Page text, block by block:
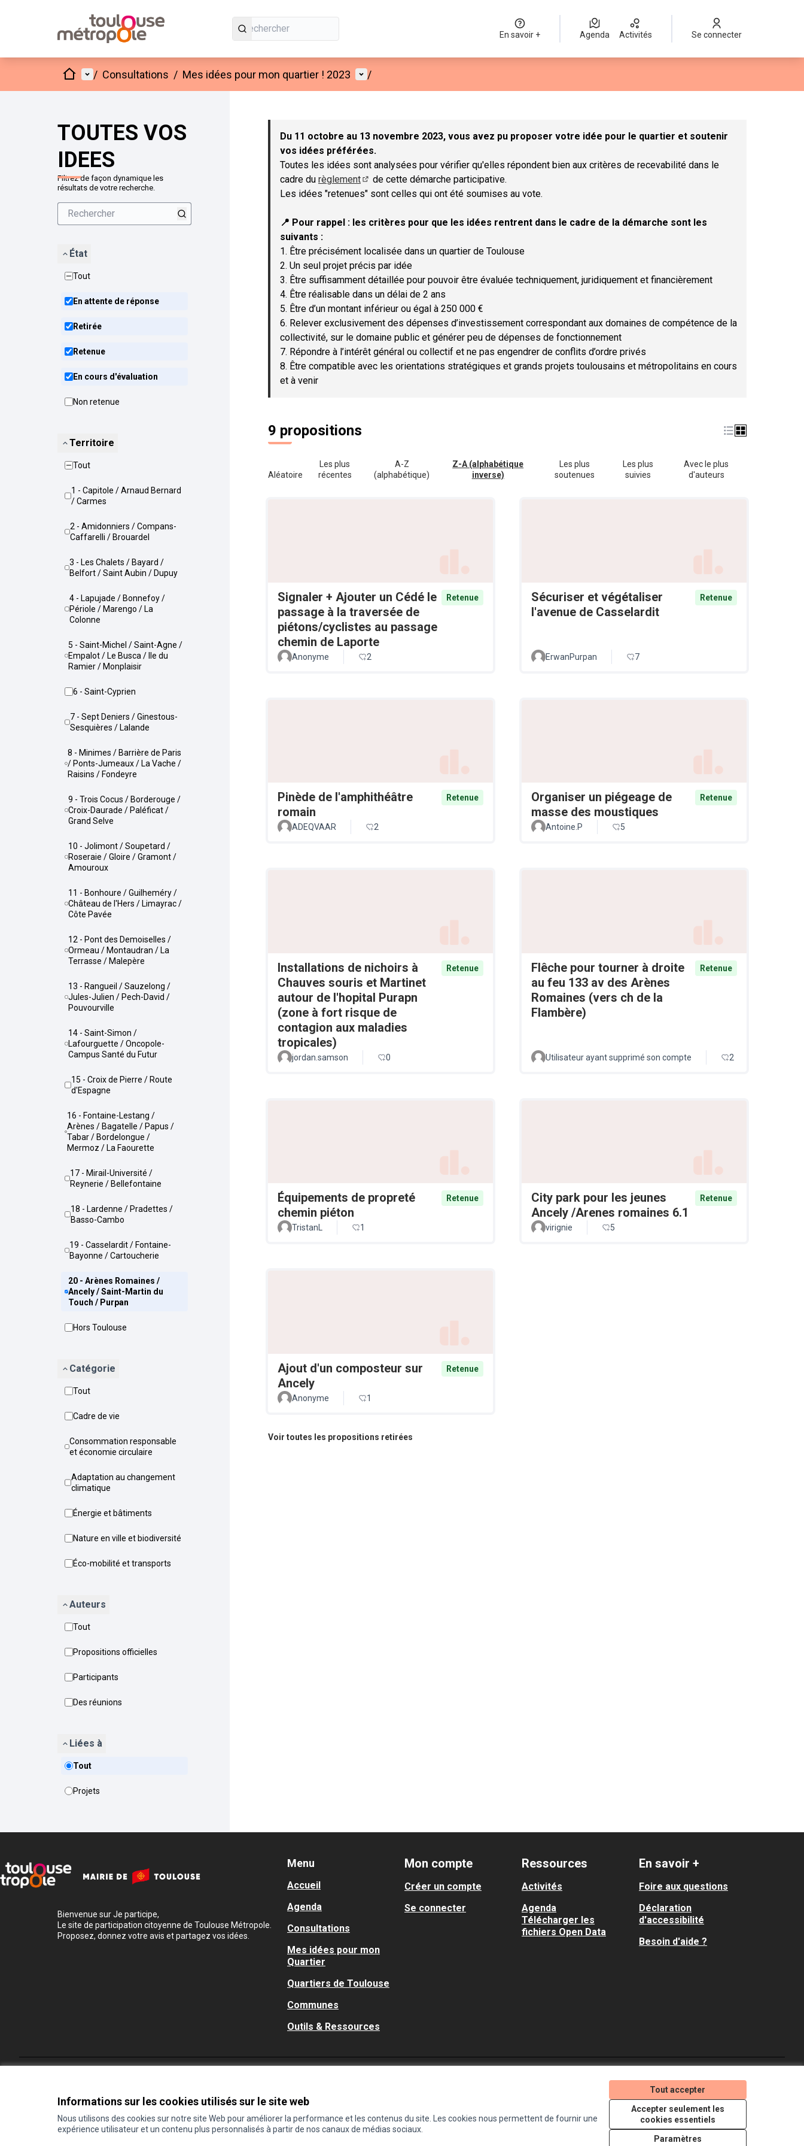
Informations sur les cookies utilisés sur le site web
Nous utilisons des cookies sur notre site Web pour améliorer la performance et les contenus du site. Les cookies nous permettent de fournir une
expérience utilisateur et un contenu plus personnalisés à partir de nos canaux de médias sociaux.
Tout accepter
Accepter seulement les
cookies essentiels
Paramètres
En savoir + Agenda Activités Se connecter
AccueilMenu principal
/ Consultations / Mes idées pour mon quartier ! 2023 Menu utilisateur
/
TOUTES VOS
IDEES
Filtrez de façon dynamique les
résultats de votre recherche.
État
Tout
En attente de réponse
Retirée
Retenue
En cours d'évaluation
Non retenue
Territoire
Tout
1 - Capitole / Arnaud Bernard
/ Carmes
2 - Amidonniers / Compans-
Caffarelli / Brouardel
3 - Les Chalets / Bayard /
Belfort / Saint Aubin / Dupuy
4 - Lapujade / Bonnefoy /
Périole / Marengo / La
Colonne
5 - Saint-Michel / Saint-Agne /
Empalot / Le Busca / Ile du
Ramier / Monplaisir
6 - Saint-Cyprien
7 - Sept Deniers / Ginestous-
Sesquières / Lalande
8 - Minimes / Barrière de Paris
/ Ponts-Jumeaux / La Vache /
Raisins / Fondeyre
9 - Trois Cocus / Borderouge /
Croix-Daurade / Paléficat /
Grand Selve
10 - Jolimont / Soupetard /
Roseraie / Gloire / Gramont /
Amouroux
11 - Bonhoure / Guilheméry /
Château de l'Hers / Limayrac /
Côte Pavée
12 - Pont des Demoiselles /
Ormeau / Montaudran / La
Terrasse / Malepère
13 - Rangueil / Sauzelong /
Jules-Julien / Pech-David /
Pouvourville
14 - Saint-Simon /
Lafourguette / Oncopole-
Campus Santé du Futur
15 - Croix de Pierre / Route
d'Espagne
16 - Fontaine-Lestang /
Arènes / Bagatelle / Papus /
Tabar / Bordelongue /
Mermoz / La Faourette
17 - Mirail-Université /
Reynerie / Bellefontaine
18 - Lardenne / Pradettes /
Basso-Cambo
19 - Casselardit / Fontaine-
Bayonne / Cartoucherie
20 - Arènes Romaines /
Ancely / Saint-Martin du
Touch / Purpan
Hors Toulouse
Catégorie
Tout
Cadre de vie
Consommation responsable
et économie circulaire
Adaptation au changement
climatique
Énergie et bâtiments
Nature en ville et biodiversité
Éco-mobilité et transports
Auteurs
Tout
Propositions officielles
Participants
Des réunions
Liées à
Tout
Projets
Passer la carte
Du 11 octobre au 13 novembre 2023, vous avez pu proposer votre idée pour le quartier et soutenir
vos idées préférées.
Toutes les idées sont analysées pour vérifier qu'elles répondent bien aux critères de recevabilité dans le
cadre du règlement
(Lien externe)
de cette démarche participative.
Les idées "retenues" sont celles qui ont été soumises au vote.
📍 Pour rappel : les critères pour que les idées rentrent dans le cadre de la démarche sont les
suivants :
1. Être précisément localisée dans un quartier de Toulouse
2. Un seul projet précis par idée
3. Être suffisamment détaillée pour pouvoir être évaluée techniquement, juridiquement et financièrement
4. Être réalisable dans un délai de 2 ans
5. Être d’un montant inférieur ou égal à 250 000 €
6. Relever exclusivement des dépenses d’investissement correspondant aux domaines de compétence de la
collectivité, sur le domaine public et générer peu de dépenses de fonctionnement
7. Répondre à l’intérêt général ou collectif et ne pas engendrer de conflits d’ordre privés
8. Être compatible avec les orientations stratégiques et grands projets toulousains et métropolitains en cours
et à venir
9 propositions
Aléatoire
Les plus
récentes
A-Z
(alphabétique)
Z-A (alphabétique
inverse)
Les plus
soutenues
Les plus
suivies
Avec le plus
d'auteurs
Signaler + Ajouter un Cédé le
passage à la traversée de
piétons/cyclistes au passage
chemin de Laporte
Retenue
Anonyme 2
Sécuriser et végétaliser
l'avenue de Casselardit
Retenue
ErwanPurpan 7
Pinède de l'amphithéâtre
romain
Retenue
ADEQVAAR 2
Organiser un piégeage de
masse des moustiques
Retenue
Antoine.P 5
Installations de nichoirs à
Chauves souris et Martinet
autour de l'hopital Purapn
(zone à fort risque de
contagion aux maladies
tropicales)
Retenue
jordan.samson 0
Flêche pour tourner à droite
au feu 133 av des Arènes
Romaines (vers ch de la
Flambère)
Retenue
Utilisateur ayant supprimé son compte 2
Équipements de propreté
chemin piéton
Retenue
TristanL 1
City park pour les jeunes
Ancely /Arenes romaines 6.1
Retenue
virignie 5
Ajout d'un composteur sur
Ancely
Retenue
Anonyme 1
Voir toutes les propositions retirées
Bienvenue sur Je participe,
Le site de participation citoyenne de Toulouse Métropole.
Proposez, donnez votre avis et partagez vos idées.
Menu
Accueil
Agenda
Consultations
Mes idées pour mon
Quartier
Quartiers de Toulouse
Communes
Outils & Ressources
Mon compte
Créer un compte
Se connecter
Ressources
Activités
Agenda
Télécharger les
fichiers Open Data
En savoir +
Foire aux questions
Déclaration
d'accessibilité
Besoin d'aide ?
(Lien externe)
(Lien externe)
(Lien externe)
Licence Creative
(Lien externe)